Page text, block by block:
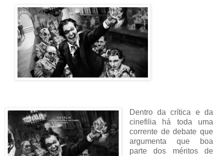
Dentro da crítica e da
cinefilia há toda uma
corrente de debate que
argumenta que boa
parte dos méritos de